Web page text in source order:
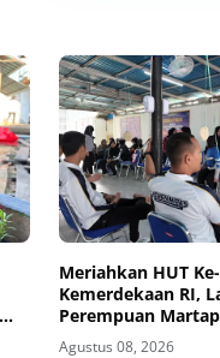
Meriahkan HUT
Kemerdekaan RI,
Perempuan
Porseni
Agustus 08, 2026